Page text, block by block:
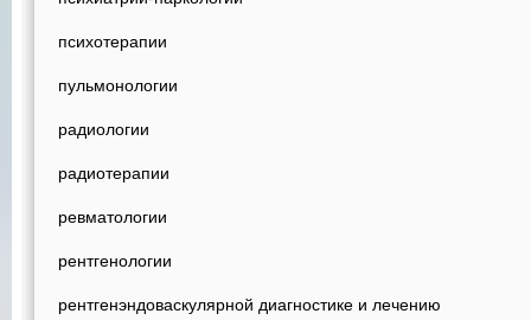
психотерапии
пульмонологии
радиологии
радиотерапии
ревматологии
рентгенологии
рентгенэндоваскулярной диагностике и лечению